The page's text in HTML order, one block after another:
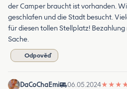
der Camper braucht ist vorhanden.
geschlafen und die Stadt besucht.
für diesen tollen Stellplatz!
Sache.
Odpověď
DaCoChaEmi 06.05.2024★ ★ ★